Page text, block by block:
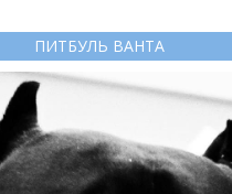
ПИТБУЛЬ ВАНТА